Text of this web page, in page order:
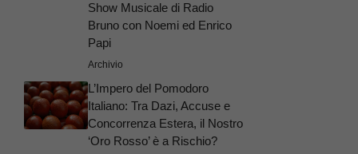
Show Musicale di Radio
Bruno con Noemi ed Enrico
Papi
Archivio
L’Impero del Pomodoro
Italiano: Tra Dazi, Accuse e
Concorrenza Estera, il Nostro
‘Oro Rosso’ è a Rischio?